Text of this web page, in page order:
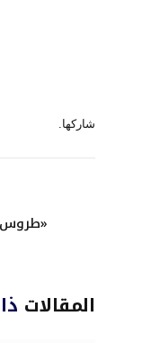
شاركها.
المقالات